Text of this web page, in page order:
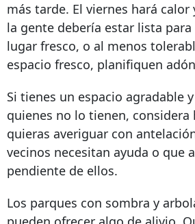
más tarde. El viernes hará calor
la gente debería estar lista
lugar fresco, o al menos
espacio fresco, planifiquen
Si tienes un espacio agradable
quienes no lo tienen, considera
quieras averiguar con
vecinos necesitan ayuda o que
pendiente de ellos.
Los parques con sombra y